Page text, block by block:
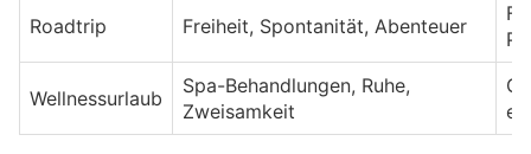
Roadtrip Freiheit, Spontanität, Abenteuer
Wellnessurlaub
Spa-Behandlungen, Ruhe,
Zweisamkeit